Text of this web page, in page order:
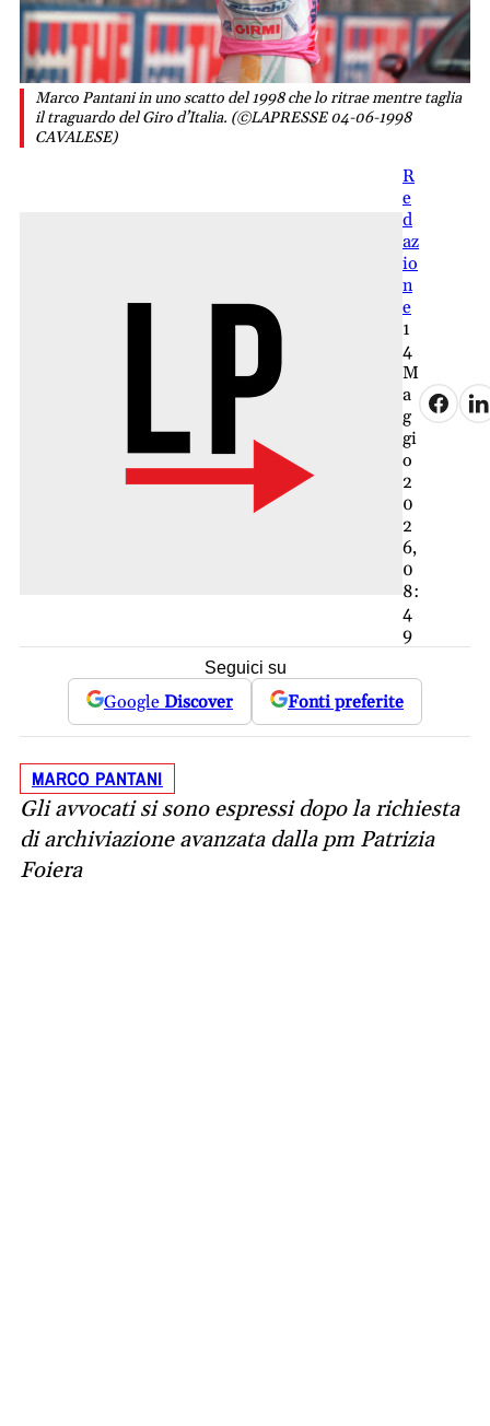
Marco Pantani in uno scatto del 1998 che lo ritrae mentre taglia
il traguardo del Giro d’Italia. (©LAPRESSE 04-06-1998
CAVALESE)
R
e
d
az
io
n
e
1
4
M
a
g
gi
o
2
0
2
6,
0
8:
4
9
Seguici su
Google Discover Fonti preferite
MARCO PANTANI
Gli avvocati si sono espressi dopo la richiesta
di archiviazione avanzata dalla pm Patrizia
Foiera